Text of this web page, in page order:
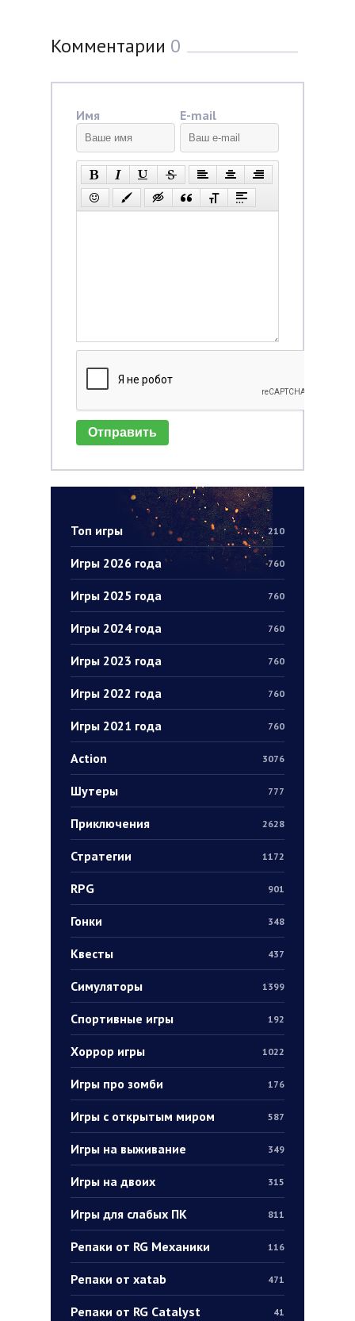
Топ игры 210
Игры 2026 года 760
Игры 2025 года 760
Игры 2024 года 760
Игры 2023 года 760
Игры 2022 года 760
Игры 2021 года 760
Action 3076
Шутеры 777
Приключения 2628
Стратегии 1172
RPG 901
Гонки 348
Квесты 437
Симуляторы 1399
Спортивные игры 192
Хоррор игры 1022
Игры про зомби 176
Игры с открытым миром 587
Игры на выживание 349
Игры на двоих 315
Игры для слабых ПК 811
Репаки от RG Механики 116
Репаки от xatab 471
Репаки от RG Catalyst 41
Комментарии 0
Имя E-mail
Отправить